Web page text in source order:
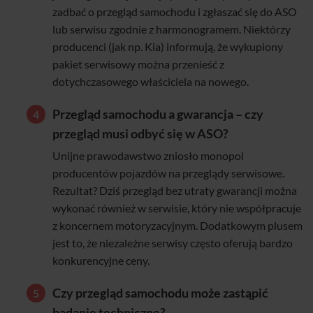
zadbać o przegląd samochodu i zgłaszać się do ASO
lub serwisu zgodnie z harmonogramem. Niektórzy
producenci (jak np. Kia) informują, że wykupiony
pakiet serwisowy można przenieść z
dotychczasowego właściciela na nowego.
Przegląd samochodu a gwarancja – czy
przegląd musi odbyć się w ASO?
Unijne prawodawstwo zniosło monopol
producentów pojazdów na przeglądy serwisowe.
Rezultat? Dziś przegląd bez utraty gwarancji można
wykonać również w serwisie, który nie współpracuje
z koncernem motoryzacyjnym. Dodatkowym plusem
jest to, że niezależne serwisy często oferują bardzo
konkurencyjne ceny.
Czy przegląd samochodu może zastąpić